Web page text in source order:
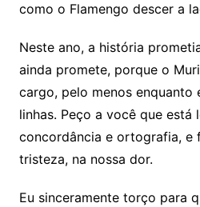
como o Flamengo descer a
Neste ano, a história
ainda promete, porque o
cargo, pelo menos enquanto
linhas. Peço a você que está
concordância e ortografia, e
tristeza, na nossa dor.
Eu sinceramente torço para